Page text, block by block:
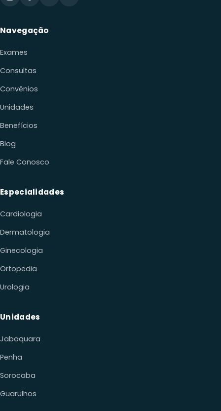
Navegação
Exames
Consultas
Convênios
Unidades
Benefícios
Blog
Fale Conosco
Especialidades
Cardiologia
Dermatologia
Ginecologia
Ortopedia
Urologia
Unidades
Jabaquara
Penha
Sorocaba
Guarulhos